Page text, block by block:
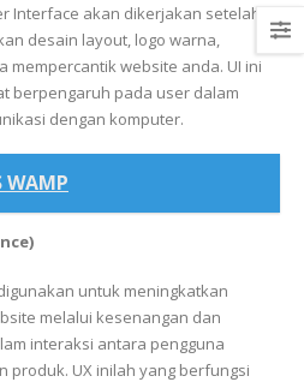
Interface akan dikerjakan setelah
desain layout, logo warna,
mempercantik website anda. UI ini
berpengaruh pada user dalam
dengan komputer.
WAMP
untuk meningkatkan
melalui kesenangan dan
interaksi antara pengguna
produk. UX inilah yang berfungsi